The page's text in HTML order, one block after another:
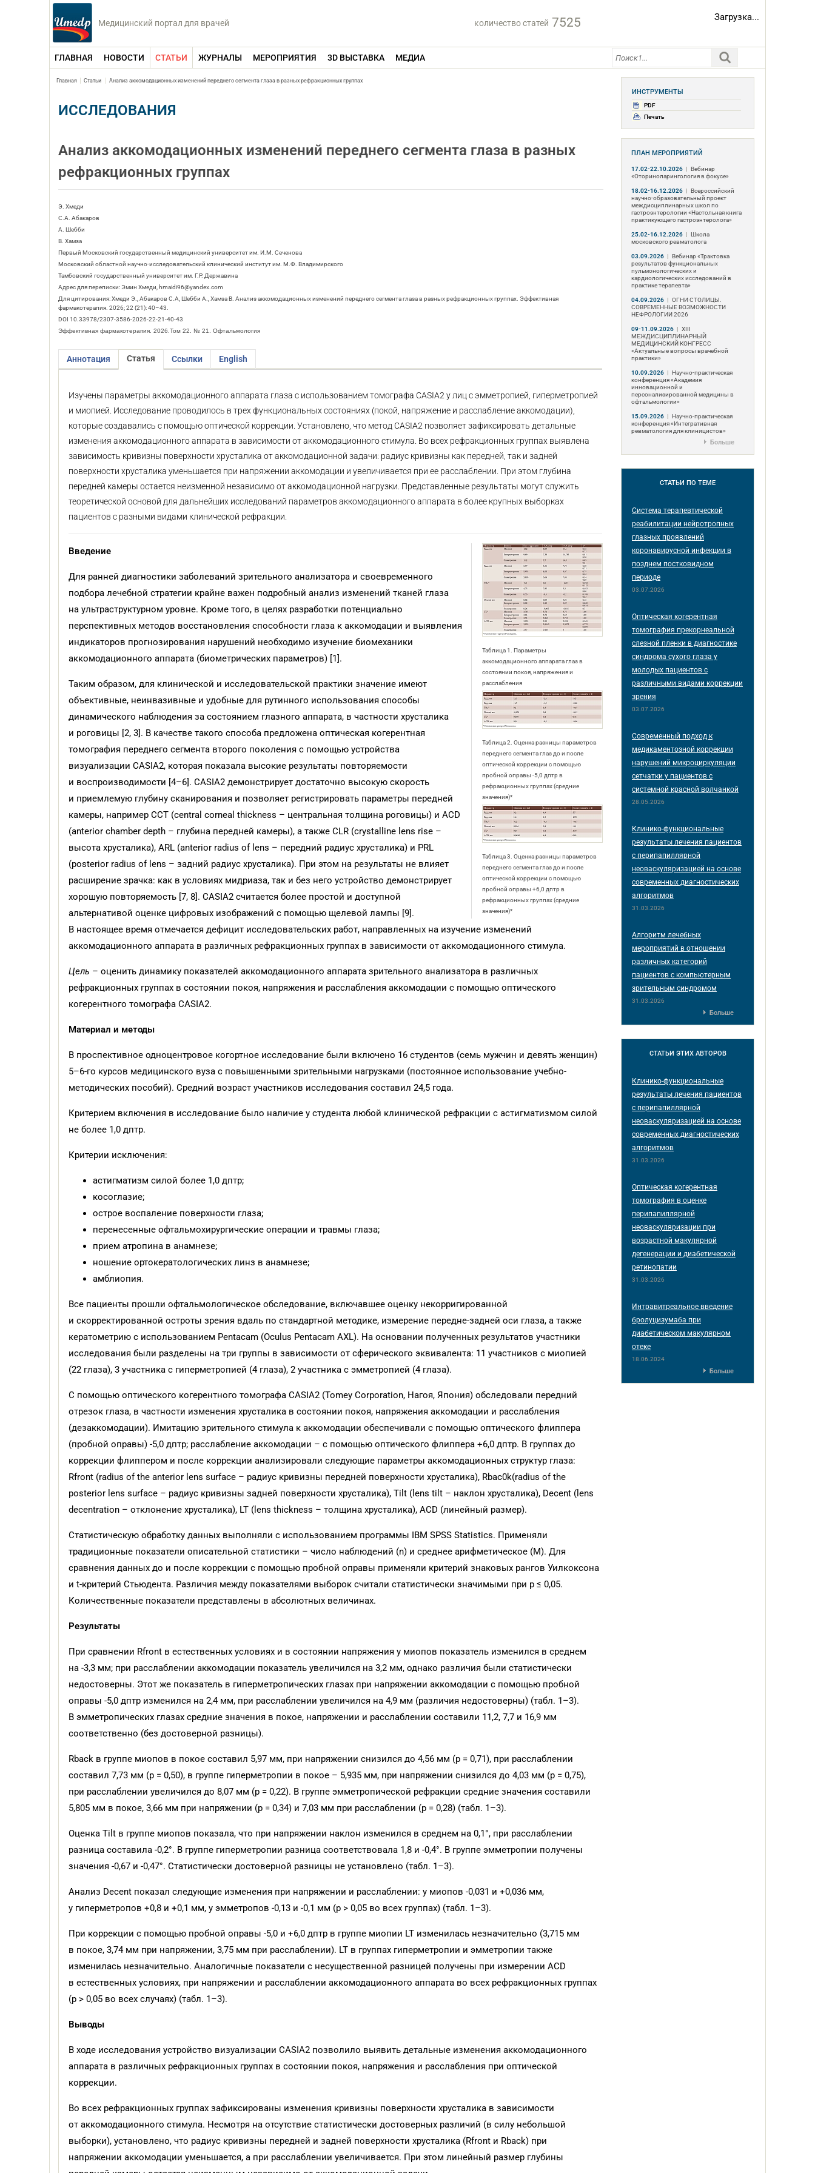
Медицинский портал для врачей количество статей 7525 Загрузка...
ГЛАВНАЯ НОВОСТИ СТАТЬИ ЖУРНАЛЫ МЕРОПРИЯТИЯ 3D ВЫСТАВКА МЕДИА
Главная Статьи Анализ аккомодационных изменений переднего сегмента глаза в разных рефракционных группах
ИССЛЕДОВАНИЯ
Анализ аккомодационных изменений переднего сегмента глаза в разных
рефракционных группах
Э. Хмеди
С.А. Абакаров
А. Шебби
В. Хамза
Первый Московский государственный медицинский университет им. И.М. Сеченова
Московский областной научно-исследовательский клинический институт им. М.Ф. Владимирского
Тамбовский государственный университет им. Г.Р. Державина
Адрес для переписки: Эмин Хмеди, hmaidi96@yandex.com
Для цитирования: Хмеди Э., Абакаров С.А, Шебби А., Хамза В. Анализ аккомодационных изменений переднего сегмента глаза в разных рефракционных группах. Эффективная
фармакотерапия. 2026; 22 (21): 40–43.
DOI 10.33978/2307-3586-2026-22-21-40-43
Эффективная фармакотерапия. 2026.Том 22. № 21. Офтальмология
Аннотация Статья Ссылки English
Изучены параметры аккомодационного аппарата глаза с использованием томографа CASIA2 у лиц с эмметропией, гиперметропией
и миопией. Исследование проводилось в трех функциональных состояниях (покой, напряжение и расслабление аккомодации),
которые создавались с помощью оптической коррекции. Установлено, что метод CASIA2 позволяет зафиксировать детальные
изменения аккомодационного аппарата в зависимости от аккомодационного стимула. Во всех рефракционных группах выявлена
зависимость кривизны поверхности хрусталика от аккомодационной задачи: радиус кривизны как передней, так и задней
поверхности хрусталика уменьшается при напряжении аккомодации и увеличивается при ее расслаблении. При этом глубина
передней камеры остается неизменной независимо от аккомодационной нагрузки. Представленные результаты могут служить
теоретической основой для дальнейших исследований параметров аккомодационного аппарата в более крупных выборках
пациентов с разными видами клинической рефракции.
Таблица 1. Параметры
аккомодационного аппарата глаз в
состоянии покоя, напряжения и
расслабления
Таблица 2. Оценка разницы параметров
переднего сегмента глаз до и после
оптической коррекции с помощью
пробной оправы -5,0 дптр в
рефракционных группах (средние
значения)*
Таблица 3. Оценка разницы параметров
переднего сегмента глаз до и после
оптической коррекции с помощью
пробной оправы +6,0 дптр в
рефракционных группах (средние
значения)*
Введение
Для ранней диагностики заболеваний зрительного анализатора и своевременного
подбора лечебной стратегии крайне важен подробный анализ изменений тканей глаза
на ультраструктурном уровне. Кроме того, в целях разработки потенциально
перспективных методов восстановления способности глаза к аккомодации и выявления
индикаторов прогнозирования нарушений необходимо изучение биомеханики
аккомодационного аппарата (биометрических параметров) [1].
Таким образом, для клинической и исследовательской практики значение имеют
объективные, неинвазивные и удобные для рутинного использования способы
динамического наблюдения за состоянием глазного аппарата, в частности хрусталика
и роговицы [2, 3]. В качестве такого способа предложена оптическая когерентная
томография переднего сегмента второго поколения с помощью устройства
визуализации CASIA2, которая показала высокие результаты повторяемости
и воспроизводимости [4–6]. CASIA2 демонстрирует достаточно высокую скорость
и приемлемую глубину сканирования и позволяет регистрировать параметры передней
камеры, например CCT (central corneal thickness – центральная толщина роговицы) и ACD
(anterior chamber depth – глубина передней камеры), а также CLR (crystalline lens rise –
высота хрусталика), ARL (anterior radius of lens – передний радиус хрусталика) и PRL
(posterior radius of lens – задний радиус хрусталика). При этом на результаты не влияет
расширение зрачка: как в условиях мидриаза, так и без него устройство демонстрирует
хорошую повторяемость [7, 8]. CASIA2 считается более простой и доступной
альтернативой оценке цифровых изображений с помощью щелевой лампы [9].
В настоящее время отмечается дефицит исследовательских работ, направленных на изучение изменений
аккомодационного аппарата в различных рефракционных группах в зависимости от аккомодационного стимула.
Цель – оценить динамику показателей аккомодационного аппарата зрительного анализатора в различных
рефракционных группах в состоянии покоя, напряжения и расслабления аккомодации с помощью оптического
когерентного томографа CASIA2.
Материал и методы
В проспективное одноцентровое когортное исследование были включено 16 студентов (семь мужчин и девять женщин)
5–6-го курсов медицинского вуза с повышенными зрительными нагрузками (постоянное использование учебно-
методических пособий). Средний возраст участников исследования составил 24,5 года.
Критерием включения в исследование было наличие у студента любой клинической рефракции с астигматизмом силой
не более 1,0 дптр.
Критерии исключения:
астигматизм силой более 1,0 дптр;
косоглазие;
острое воспаление поверхности глаза;
перенесенные офтальмохирургические операции и травмы глаза;
прием атропина в анамнезе;
ношение ортокератологических линз в анамнезе;
амблиопия.
Все пациенты прошли офтальмологическое обследование, включавшее оценку некорригированной
и скорректированной остроты зрения вдаль по стандартной методике, измерение передне-задней оси глаза, а также
кератометрию с использованием Pentacam (Oculus Pentacam AXL). На основании полученных результатов участники
исследования были разделены на три группы в зависимости от сферического эквивалента: 11 участников с миопией
(22 глаза), 3 участника с гиперметропией (4 глаза), 2 участника с эмметропией (4 глаза).
С помощью оптического когерентного томографа CASIA2 (Tomey Corporation, Нагоя, Япония) обследовали передний
отрезок глаза, в частности изменения хрусталика в состоянии покоя, напряжения аккомодации и расслабления
(дезаккомодации). Имитацию зрительного стимула к аккомодации обеспечивали с помощью оптического флиппера
(пробной оправы) -5,0 дптр; расслабление аккомодации – с помощью оптического флиппера +6,0 дптр. В группах до
коррекции флиппером и после коррекции анализировали следующие параметры аккомодационных структур глаза:
Rfront (radius of the anterior lens surface – радиус кривизны передней поверхности хрусталика), Rbac0k(radius of the
posterior lens surface – радиус кривизны задней поверхности хрусталика), Tilt (lens tilt – наклон хрусталика), Decent (lens
decentration – отклонение хрусталика), LT (lens thickness – толщина хрусталика), ACD (линейный размер).
Статистическую обработку данных выполняли с использованием программы IBM SPSS Statistics. Применяли
традиционные показатели описательной статистики – число наблюдений (n) и среднее арифметическое (M). Для
сравнения данных до и после коррекции с помощью пробной оправы применяли критерий знаковых рангов Уилкоксона
и t-критерий Стьюдента. Различия между показателями выборок считали статистически значимыми при p ≤ 0,05.
Количественные показатели представлены в абсолютных величинах.
Результаты
При сравнении Rfront в естественных условиях и в состоянии напряжения у миопов показатель изменился в среднем
на -3,3 мм; при расслаблении аккомодации показатель увеличился на 3,2 мм, однако различия были статистически
недостоверны. Этот же показатель в гиперметропических глазах при напряжении аккомодации с помощью пробной
оправы -5,0 дптр изменился на 2,4 мм, при расслаблении увеличился на 4,9 мм (различия недостоверны) (табл. 1–3).
В эмметропических глазах средние значения в покое, напряжении и расслаблении составили 11,2, 7,7 и 16,9 мм
соответственно (без достоверной разницы).
Rback в группе миопов в покое составил 5,97 мм, при напряжении снизился до 4,56 мм (p = 0,71), при расслаблении
составил 7,73 мм (p = 0,50), в группе гиперметропии в покое – 5,935 мм, при напряжении снизился до 4,03 мм (p = 0,75),
при расслаблении увеличился до 8,07 мм (p = 0,22). В группе эмметропической рефракции средние значения составили
5,805 мм в покое, 3,66 мм при напряжении (p = 0,34) и 7,03 мм при расслаблении (p = 0,28) (табл. 1–3).
Оценка Tilt в группе миопов показала, что при напряжении наклон изменился в среднем на 0,1°, при расслаблении
разница составила -0,2°. В группе гиперметропии разница соответствовала 1,8 и -0,4°. В группе эмметропии получены
значения -0,67 и -0,47°. Статистически достоверной разницы не установлено (табл. 1–3).
Анализ Decent показал следующие изменения при напряжении и расслаблении: у миопов -0,031 и +0,036 мм,
у гиперметропов +0,8 и +0,1 мм, у эмметропов -0,13 и -0,1 мм (p > 0,05 во всех группах) (табл. 1–3).
При коррекции с помощью пробной оправы -5,0 и +6,0 дптр в группе миопии LT изменилась незначительно (3,715 мм
в покое, 3,74 мм при напряжении, 3,75 мм при расслаблении). LT в группах гиперметропии и эмметропии также
изменилась незначительно. Аналогичные показатели с несущественной разницей получены при измерении ACD
в естественных условиях, при напряжении и расслаблении аккомодационного аппарата во всех рефракционных группах
(p > 0,05 во всех случаях) (табл. 1–3).
Выводы
В ходе исследования устройство визуализации CASIA2 позволило выявить детальные изменения аккомодационного
аппарата в различных рефракционных группах в состоянии покоя, напряжения и расслабления при оптической
коррекции.
Во всех рефракционных группах зафиксированы изменения кривизны поверхности хрусталика в зависимости
от аккомодационного стимула. Несмотря на отсутствие статистически достоверных различий (в силу небольшой
выборки), установлено, что радиус кривизны передней и задней поверхности хрусталика (Rfront и Rback) при
напряжении аккомодации уменьшается, а при расслаблении увеличивается. При этом линейный размер глубины
ИНСТРУМЕНТЫ
PDF
Печать
ПЛАН МЕРОПРИЯТИЙ
17.02-22.10.2026 | Вебинар
«Оториноларингология в фокусе»
18.02-16.12.2026 | Всероссийский
научно-образовательный проект
междисциплинарных школ по
гастроэнтерологии «Настольная книга
практикующего гастроэнтеролога»
25.02-16.12.2026 | Школа
московского ревматолога
03.09.2026 | Вебинар «Трактовка
результатов функциональных
пульмонологических и
кардиологических исследований в
практике терапевта»
04.09.2026 | ОГНИ СТОЛИЦЫ.
СОВРЕМЕННЫЕ ВОЗМОЖНОСТИ
НЕФРОЛОГИИ 2026
09-11.09.2026 | ХIII
МЕЖДИСЦИПЛИНАРНЫЙ
МЕДИЦИНСКИЙ КОНГРЕСС
«Актуальные вопросы врачебной
практики»
10.09.2026 | Научно-практическая
конференция «Академия
инновационной и
персонализированной медицины в
офтальмологии»
15.09.2026 | Научно-практическая
конференция «Интегративная
ревматология для клиницистов»
Больше
СТАТЬИ ПО ТЕМЕ
Система терапевтической
реабилитации нейротропных
глазных проявлений
коронавирусной инфекции в
позднем постковидном
периоде
03.07.2026
Оптическая когерентная
томография прекорнеальной
слезной пленки в диагностике
синдрома сухого глаза у
молодых пациентов с
различными видами коррекции
зрения
03.07.2026
Современный подход к
медикаментозной коррекции
нарушений микроциркуляции
сетчатки у пациентов с
системной красной волчанкой
28.05.2026
Клинико-функциональные
результаты лечения пациентов
с перипапиллярной
неоваскуляризацией на основе
современных диагностических
алгоритмов
31.03.2026
Алгоритм лечебных
мероприятий в отношении
различных категорий
пациентов с компьютерным
зрительным синдромом
31.03.2026
Больше
СТАТЬИ ЭТИХ АВТОРОВ
Клинико-функциональные
результаты лечения пациентов
с перипапиллярной
неоваскуляризацией на основе
современных диагностических
алгоритмов
31.03.2026
Оптическая когерентная
томография в оценке
перипапиллярной
неоваскуляризации при
возрастной макулярной
дегенерации и диабетической
ретинопатии
31.03.2026
Интравитреальное введение
бролуцизумаба при
диабетическом макулярном
отеке
18.06.2024
Больше